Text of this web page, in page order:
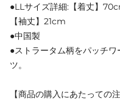
●LLサイズ詳細:【着丈】
【袖丈】21cm
●中国製
●ストラータム柄をパッチ
ツ。
【商品の購入にあたっての